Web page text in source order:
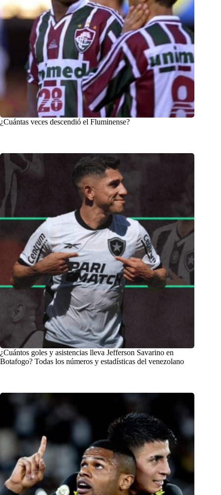
¿Cuántas veces descendió el Fluminense?
¿Cuántos goles y asistencias lleva Jefferson Savarino en
Botafogo? Todas los números y estadísticas del venezolano